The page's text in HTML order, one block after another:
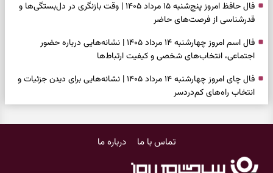
فال حافظ امروز پنج‌شنبه ۱۵ مرداد ۱۴۰۵ | وقت بازنگری در دل‌بستگی‌ها و
قدرشناسی از فرصت‌های حاضر
فال اسم امروز چهارشنبه ۱۴ مرداد ۱۴۰۵ | نشانه‌هایی درباره حضور
اجتماعی، انتخاب‌های شخصی و کیفیت ارتباط‌ها
فال چای امروز چهارشنبه ۱۴ مرداد ۱۴۰۵ | نشانه‌هایی برای دیدن جزئیات و
انتخاب راه‌های کم‌دردسر
انتخاب چیزی که ارزش ماندن دارد
تماس با ما درباره ما